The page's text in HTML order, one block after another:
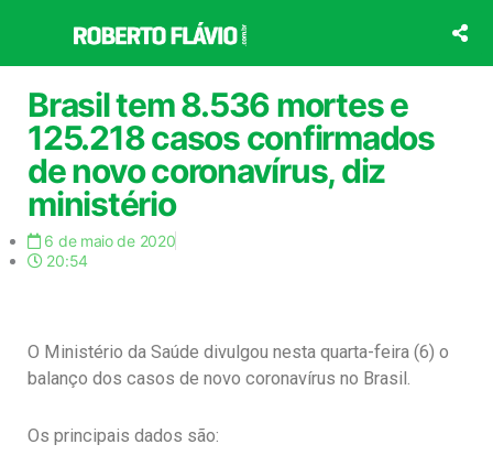
o
conteúdo
Brasil tem 8.536 mortes e
125.218 casos confirmados
de novo coronavírus, diz
ministério
6 de maio de 2020
20:54
O Ministério da Saúde divulgou nesta quarta-feira (6) o
balanço dos casos de novo coronavírus no Brasil.
Os principais dados são: